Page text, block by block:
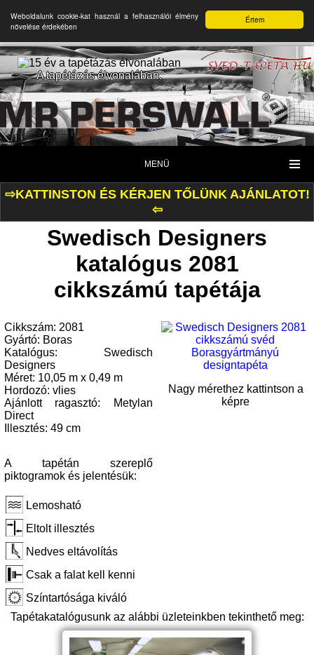
Értem
Weboldalunk cookie-kat használ a felhasználói élmény
növelése érdekében
A tapétázás élvonalában.
MENÜ
⇨KATTINSTON ÉS KÉRJEN TŐLÜNK AJÁNLATOT!
⇦
Swedisch Designers
katalógus 2081
cikkszámú tapétája
Cikkszám: 2081
Gyártó: Boras
Katalógus: Swedisch
Designers
Méret: 10,05 m x 0,49 m
Hordozó: vlies
Ajánlott ragasztó: Metylan
Direct
Illesztés: 49 cm
A tapétán szereplő
piktogramok és jelentésük:
Lemosható
Eltolt illesztés
Nedves eltávolítás
Csak a falat kell kenni
Színtartósága kiváló
Nagy mérethez kattintson a
képre
Tapétakatalógusunk az alábbi üzleteinkben tekinthető meg: